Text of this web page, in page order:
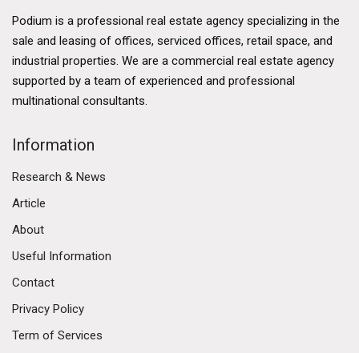
Podium is a professional real estate agency specializing in the
sale and leasing of offices, serviced offices, retail space, and
industrial properties. We are a commercial real estate agency
supported by a team of experienced and professional
multinational consultants.
Information
Research & News
Article
About
Useful Information
Contact
Privacy Policy
Term of Services